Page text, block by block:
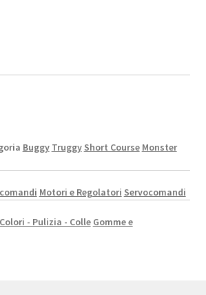
Buggy Truggy Short Course Monster
Motori e Regolatori Servocomandi
Colori - Pulizia - Colle Gomme e